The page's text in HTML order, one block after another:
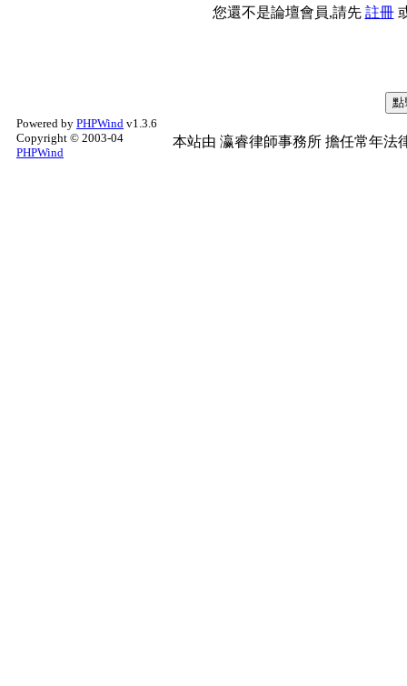
您還不是論壇會員,請先 註冊
Powered by PHPWind v1.3.6
Copyright © 2003-04
PHPWind
本站由 瀛睿律師事務所 擔任常年法